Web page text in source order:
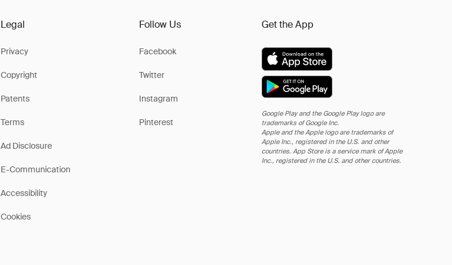
Legal
Privacy
Copyright
Patents
Terms
Ad Disclosure
E-Communication
Accessibility
Cookies
Follow Us
Facebook
Twitter
Instagram
Pinterest
Get the App
Google Play and the Google Play logo are
trademarks of Google Inc.
Apple and the Apple logo are trademarks of
Apple Inc., registered in the U.S. and other
countries. App Store is a service mark of Apple
Inc., registered in the U.S. and other countries.